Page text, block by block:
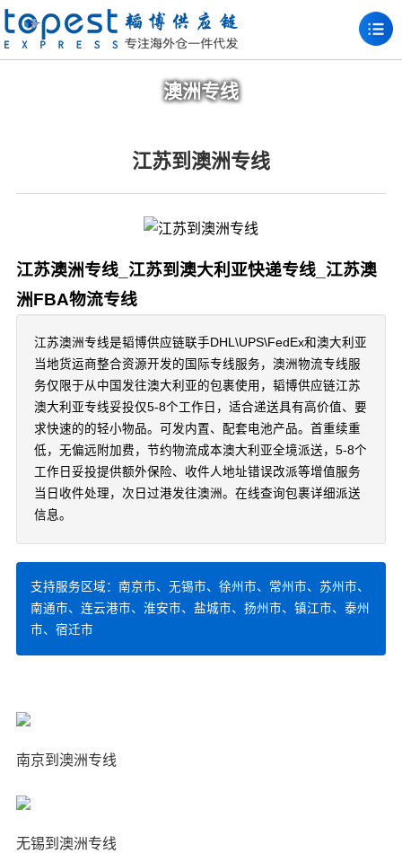
澳洲专线
江苏到澳洲专线
江苏澳洲专线_江苏到澳大利亚快递专线_江苏澳
洲FBA物流专线
江苏澳洲专线是韬博供应链联手DHL\UPS\FedEx和澳大利亚
当地货运商整合资源开发的国际专线服务，澳洲物流专线服
务仅限于从中国发往澳大利亚的包裹使用，韬博供应链江苏
澳大利亚专线妥投仅5-8个工作日，适合递送具有高价值、要
求快速的的轻小物品。可发内置、配套电池产品。首重续重
低，无偏远附加费，节约物流成本澳大利亚全境派送，5-8个
工作日妥投提供额外保险、收件人地址错误改派等增值服务
当日收件处理，次日过港发往澳洲。在线查询包裹详细派送
信息。
支持服务区域：南京市、无锡市、徐州市、常州市、苏州市、
南通市、连云港市、淮安市、盐城市、扬州市、镇江市、泰州
市、宿迁市
南京到澳洲专线
无锡到澳洲专线